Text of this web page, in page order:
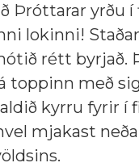
Þróttarar yrðu
lokinni!
rétt byrjað.
toppinn með
kyrru fyrir í
mjakast